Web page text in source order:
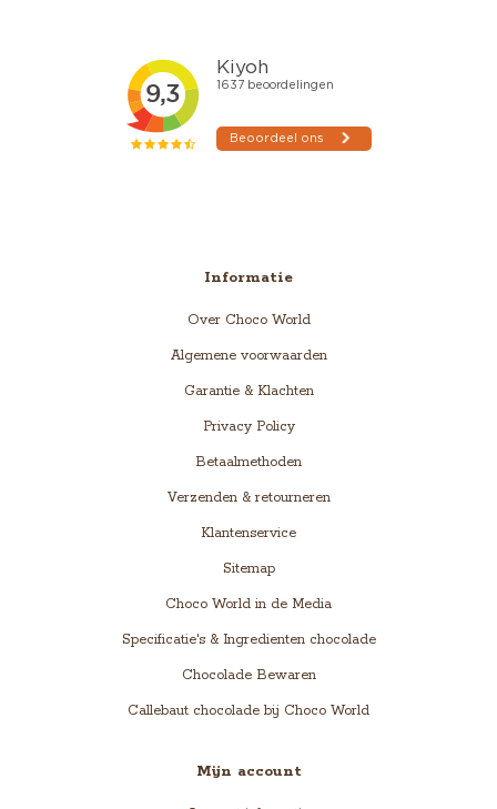
Informatie
Over Choco World
Algemene voorwaarden
Garantie & Klachten
Privacy Policy
Betaalmethoden
Verzenden & retourneren
Klantenservice
Sitemap
Choco World in de Media
Specificatie's & Ingredienten chocolade
Chocolade Bewaren
Callebaut chocolade bij Choco World
Mijn account